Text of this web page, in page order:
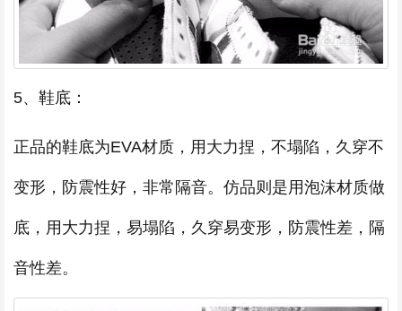
5、鞋底：
正品的鞋底为EVA材质，用大力捏，不塌陷，久穿不
变形，防震性好，非常隔音。仿品则是用泡沫材质做
底，用大力捏，易塌陷，久穿易变形，防震性差，隔
音性差。